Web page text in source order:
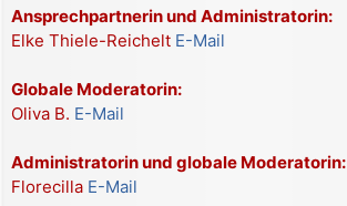
Ansprechpartnerin und Administratorin:
Elke Thiele-Reichelt E-Mail
Globale Moderatorin:
Oliva B. E-Mail
Administratorin und globale Moderatorin:
Florecilla E-Mail